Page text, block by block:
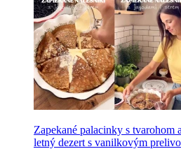
Zapekané palacinky s
letný dezert s vanilkovým